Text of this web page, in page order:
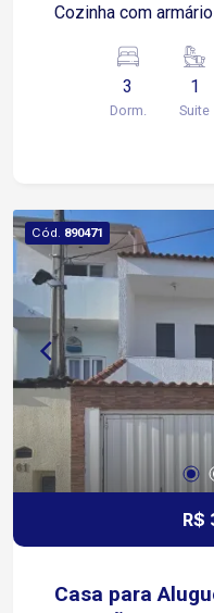
Cozinha com
Cozinha Área de
Vagas de garagem:
cobertas Localização privilegiada: Fácil acesso à
3
Dorm.
1
Suite
Cód. 890471
R$
Casa para